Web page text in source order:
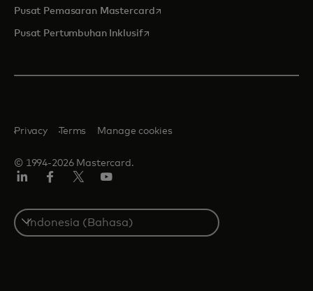
Pusat Pemasaran Mastercardopens in a new tab
Pusat Pertumbuhan Inklusifopens in a new tab
© 1994-2026 Mastercard.
Privacy Terms Manage cookies
Select
a
country